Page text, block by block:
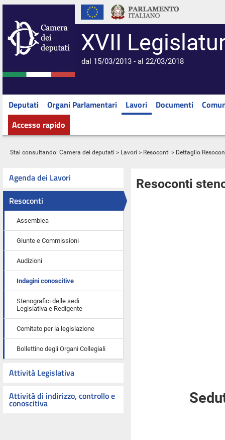
XVII
dal 15/03/2013 - al 22/03/2018
Deputati Organi Parlamentari Lavori Documenti
Accesso rapido
Stai consultando: Camera dei deputati > Lavori > Resoconti > Dettaglio
Agenda dei Lavori
Resoconti
Assemblea
Giunte e Commissioni
Audizioni
Indagini conoscitive
Stenografici delle sedi
Legislativa e Redigente
Comitato per la legislazione
Bollettino degli Organi Collegiali
Attività Legislativa
Attività di indirizzo, controllo e
conoscitiva
Resoconti